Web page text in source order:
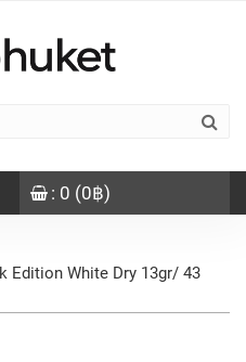
: 0 (0฿)
Edition White Dry 13gr/ 43